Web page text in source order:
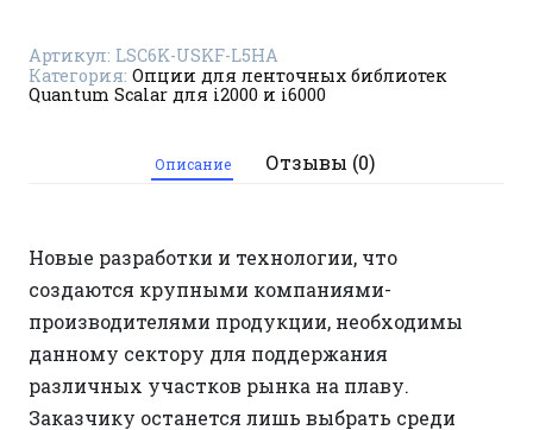
USKF-
L5HA
Артикул: LSC6K-USKF-L5HA
Категория: Опции для ленточных библиотек
Quantum Scalar для i2000 и i6000
Описание Отзывы (0)
Новые разработки и технологии, что
создаются крупными компаниями-
производителями продукции, необходимы
данному сектору для поддержания
различных участков рынка на плаву.
Заказчику останется лишь выбрать среди